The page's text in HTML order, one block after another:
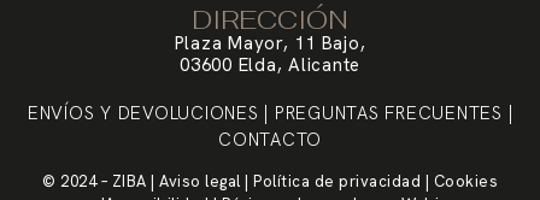
DIRECCIÓN
Plaza Mayor, 11 Bajo,
03600 Elda, Alicante
ENVÍOS Y DEVOLUCIONES | PREGUNTAS FRECUENTES |
CONTACTO
© 2024 – ZIBA | Aviso legal | Política de privacidad | Cookies